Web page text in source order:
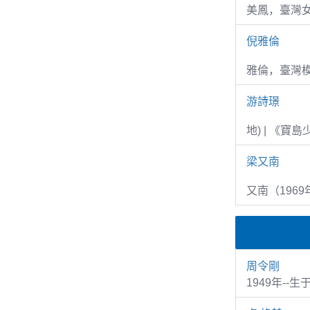
美鳳，臺灣
倪雅倫
雅倫，臺灣
游詩璟
地) | 《寶島
梁又南
又南（1969
周令剛
1949年--生